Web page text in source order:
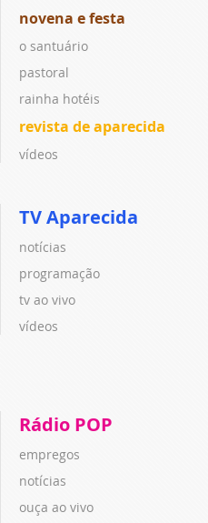
novena e festa
o santuário
pastoral
rainha hotéis
revista de aparecida
vídeos
TV Aparecida
notícias
programação
tv ao vivo
vídeos
Rádio POP
empregos
notícias
ouça ao vivo